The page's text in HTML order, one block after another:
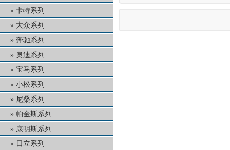
卡特系列
大众系列
奔驰系列
奥迪系列
宝马系列
小松系列
尼桑系列
帕金斯系列
康明斯系列
日立系列